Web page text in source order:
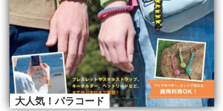
大人気！パラコード